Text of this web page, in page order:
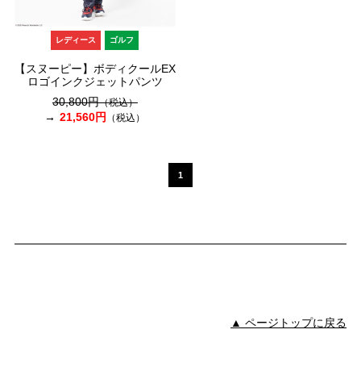
レディース ゴルフ
【スヌーピー】ボディクールEX
ロゴインクジェットパンツ
30,800円（税込）
21,560円 （税込）
1
▲ ページトップに戻る